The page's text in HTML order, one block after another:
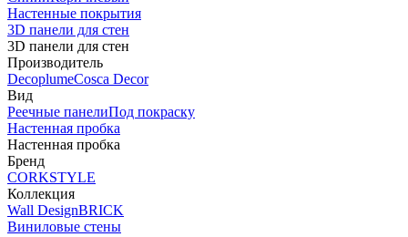
Настенные покрытия
3D панели для стен
3D панели для стен
Производитель
DecoplumeCosca Decor
Вид
Реечные панелиПод покраску
Настенная пробка
Настенная пробка
Бренд
CORKSTYLE
Коллекция
Wall DesignBRICK
Виниловые стены